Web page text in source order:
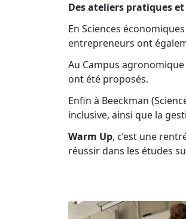
Des ateliers pratiques
En Sciences
entrepreneurs ont
Au Campus
ont été proposés.
Enfin à Beeckman
inclusive, ainsi que la
Warm Up, c’est une
réussir dans les études